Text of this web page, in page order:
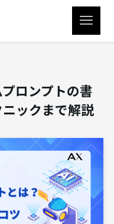
ロンプトの書
ックまで解説